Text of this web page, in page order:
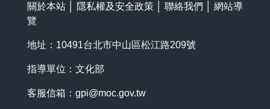
關於本站 隱私權及安全政策 聯絡我們
網站導
覽
地址：10491台北市中山區松江路209號
指導單位：文化部
客服信箱： gpi@moc.gov.tw